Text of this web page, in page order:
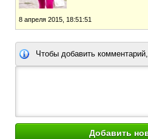
8 апреля 2015, 18:51:51
Чтобы добавить комментарий,